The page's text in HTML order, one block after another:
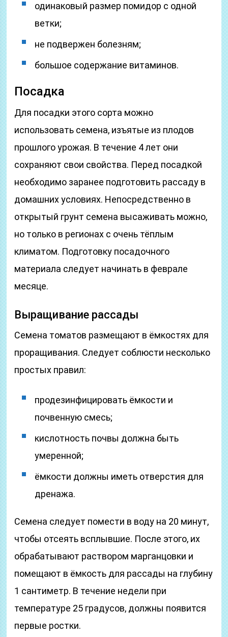
одинаковый размер помидор с одной
ветки;
не подвержен болезням;
большое содержание витаминов.
Посадка
Для посадки этого сорта можно
использовать семена, изъятые из плодов
прошлого урожая. В течение 4 лет они
сохраняют свои свойства. Перед посадкой
необходимо заранее подготовить рассаду в
домашних условиях. Непосредственно в
открытый грунт семена высаживать можно,
но только в регионах с очень тёплым
климатом. Подготовку посадочного
материала следует начинать в феврале
месяце.
Выращивание рассады
Семена томатов размещают в ёмкостях для
проращивания. Следует соблюсти несколько
простых правил:
продезинфицировать ёмкости и
почвенную смесь;
кислотность почвы должна быть
умеренной;
ёмкости должны иметь отверстия для
дренажа.
Семена следует помести в воду на 20 минут,
чтобы отсеять всплывшие. После этого, их
обрабатывают раствором марганцовки и
помещают в ёмкость для рассады на глубину
1 сантиметр. В течение недели при
температуре 25 градусов, должны появится
первые ростки.